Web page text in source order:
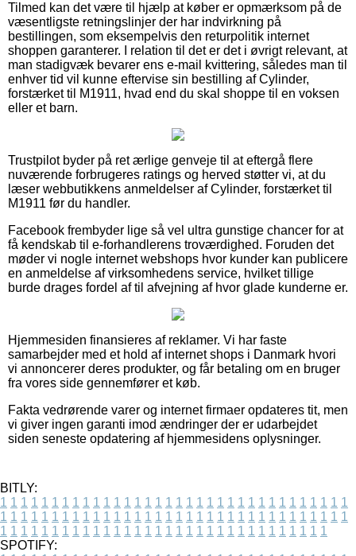
Tilmed kan det være til hjælp at køber er opmærksom på de
væsentligste retningslinjer der har indvirkning på
bestillingen, som eksempelvis den returpolitik internet
shoppen garanterer. I relation til det er det i øvrigt relevant, at
man stadigvæk bevarer ens e-mail kvittering, således man til
enhver tid vil kunne eftervise sin bestilling af Cylinder,
forstærket til M1911, hvad end du skal shoppe til en voksen
eller et barn.
Trustpilot byder på ret ærlige genveje til at eftergå flere
nuværende forbrugeres ratings og herved støtter vi, at du
læser webbutikkens anmeldelser af Cylinder, forstærket til
M1911 før du handler.
Facebook frembyder lige så vel ultra gunstige chancer for at
få kendskab til e-forhandlerens troværdighed. Foruden det
møder vi nogle internet webshops hvor kunder kan publicere
en anmeldelse af virksomhedens service, hvilket tillige
burde drages fordel af til afvejning af hvor glade kunderne er.
Hjemmesiden finansieres af reklamer. Vi har faste
samarbejder med et hold af internet shops i Danmark hvori
vi annoncerer deres produkter, og får betaling om en bruger
fra vores side gennemfører et køb.
Fakta vedrørende varer og internet firmaer opdateres tit, men
vi giver ingen garanti imod ændringer der er udarbejdet
siden seneste opdatering af hjemmesidens oplysninger.
BITLY:
1 1 1 1 1 1 1 1 1 1 1 1 1 1 1 1 1 1 1 1 1 1 1 1 1 1 1 1 1 1 1 1 1 1
1 1 1 1 1 1 1 1 1 1 1 1 1 1 1 1 1 1 1 1 1 1 1 1 1 1 1 1 1 1 1 1 1 1
1 1 1 1 1 1 1 1 1 1 1 1 1 1 1 1 1 1 1 1 1 1 1 1 1 1 1 1 1 1 1 1
SPOTIFY: